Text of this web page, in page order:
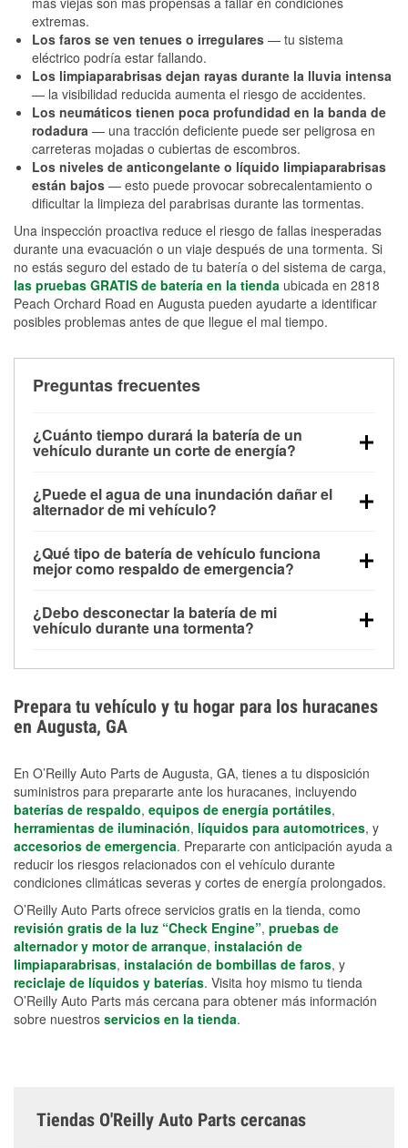
extremas.
Los faros se ven tenues o irregulares — tu sistema
eléctrico podría estar fallando.
Los limpiaparabrisas dejan rayas durante la lluvia intensa
— la visibilidad reducida aumenta el riesgo de accidentes.
Los neumáticos tienen poca profundidad en la banda de
rodadura — una tracción deficiente puede ser peligrosa en
carreteras mojadas o cubiertas de escombros.
Los niveles de anticongelante o líquido limpiaparabrisas
están bajos — esto puede provocar sobrecalentamiento o
dificultar la limpieza del parabrisas durante las tormentas.
Una inspección proactiva reduce el riesgo de fallas inesperadas
durante una evacuación o un viaje después de una tormenta. Si
no estás seguro del estado de tu batería o del sistema de carga,
las pruebas GRATIS de batería en la tienda ubicada en 2818
Peach Orchard Road en Augusta pueden ayudarte a identificar
posibles problemas antes de que llegue el mal tiempo.
Preguntas frecuentes
¿Cuánto tiempo durará la batería de un
vehículo durante un corte de energía?
alimentar pequeños accesorios durante un tiempo
limitado, pero el uso repetido sin conducir el vehículo
contar con un equipo de carga de respaldo para
cortes prolongados.
¿Puede el agua de una inundación dañar el
alternador de mi vehículo?
parte baja del compartimento del motor y pueden
dañarse si se sumergen, lo que puede provocar una
días después de la exposición.
¿Qué tipo de batería de vehículo funciona
mejor como respaldo de emergencia?
para aplicaciones de ciclo profundo porque son
selladas, resistentes a las vibraciones y más
¿Debo desconectar la batería de mi
vehículo durante una tormenta?
los daños por inundación. Evitar el agua estancada y
preparar opciones de carga de respaldo son
medidas de protección más efectivas.
Prepara tu vehículo y tu hogar para los huracanes
en Augusta, GA
En O’Reilly Auto Parts de Augusta, GA, tienes a tu disposición
suministros para prepararte ante los huracanes, incluyendo
baterías de respaldo, equipos de energía portátiles,
herramientas de iluminación, líquidos para automotrices, y
accesorios de emergencia. Prepararte con anticipación ayuda a
reducir los riesgos relacionados con el vehículo durante
condiciones climáticas severas y cortes de energía prolongados.
O’Reilly Auto Parts ofrece servicios gratis en la tienda, como
revisión gratis de la luz “Check Engine”, pruebas de
alternador y motor de arranque, instalación de
limpiaparabrisas, instalación de bombillas de faros, y
reciclaje de líquidos y baterías. Visita hoy mismo tu tienda
O’Reilly Auto Parts más cercana para obtener más información
sobre nuestros servicios en la tienda.
Tiendas O'Reilly Auto Parts cercanas